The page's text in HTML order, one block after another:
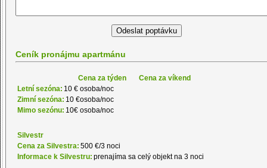
Ceník pronájmu apartmánu
Cena za týden
Cena za víkend
Letní sezóna: 10 € osoba/noc
Zimní sezóna: 10 €osoba/noc
Mimo sezónu: 10€ osoba/noc
Silvestr
Cena za Silvestra: 500 €/3 noci
Informace k Silvestru: prenajíma sa celý objekt na 3 noci